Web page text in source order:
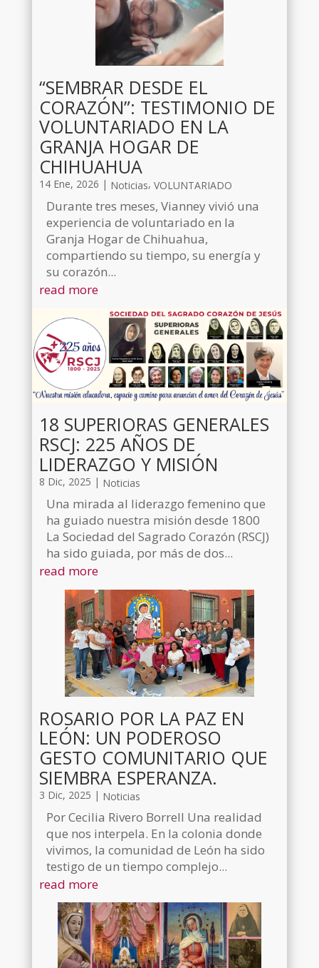
“SEMBRAR DESDE EL
CORAZÓN”: TESTIMONIO DE
VOLUNTARIADO EN LA
GRANJA HOGAR DE
CHIHUAHUA
14 Ene, 2026 | Noticias, VOLUNTARIADO
Durante tres meses, Vianney vivió una
experiencia de voluntariado en la
Granja Hogar de Chihuahua,
compartiendo su tiempo, su energía y
su corazón...
read more
18 SUPERIORAS GENERALES
RSCJ: 225 AÑOS DE
LIDERAZGO Y MISIÓN
8 Dic, 2025 | Noticias
Una mirada al liderazgo femenino que
ha guiado nuestra misión desde 1800
La Sociedad del Sagrado Corazón (RSCJ)
ha sido guiada, por más de dos...
read more
ROSARIO POR LA PAZ EN
LEÓN: UN PODEROSO
GESTO COMUNITARIO QUE
SIEMBRA ESPERANZA.
3 Dic, 2025 | Noticias
Por Cecilia Rivero Borrell Una realidad
que nos interpela. En la colonia donde
vivimos, la comunidad de León ha sido
testigo de un tiempo complejo...
read more